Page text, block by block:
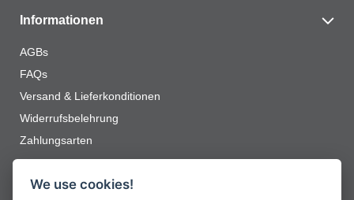
Name, E-Mail-Adresse und Website in diesem
Browser für meinen nächsten Kommentar speichern.
Informationen
AGBs
FAQs
Versand & Lieferkonditionen
Widerrufsbelehrung
Zahlungsarten
Jetzt zum Newsletter anmelden
We use cookies!